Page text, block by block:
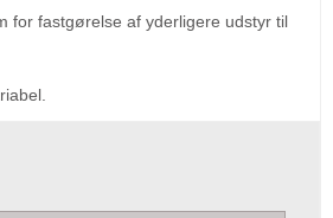
for fastgørelse af yderligere udstyr til